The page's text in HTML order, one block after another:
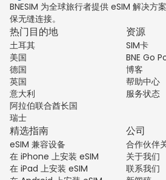
BNESIM 为全球旅行者提供 eSIM 解决方
保无缝连接。
热门目的地
土耳其
美国
德国
英国
意大利
阿拉伯联合酋长国
瑞士
资源
SIM卡
BNE Go
博客
帮助中心
服务状态
精选指南
eSIM 兼容设备
在 iPhone 上安装 eSIM
在 iPad 上安装 eSIM
公司
合作伙伴
关于我们
联系我们